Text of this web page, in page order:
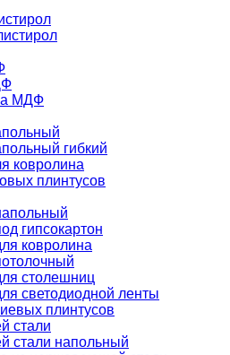
МДФ
гибкий
ковролина
плинтусов
гипсокартон
ковролина
столешниц
светодиодной ленты
плинтусов
стали
стали напольный